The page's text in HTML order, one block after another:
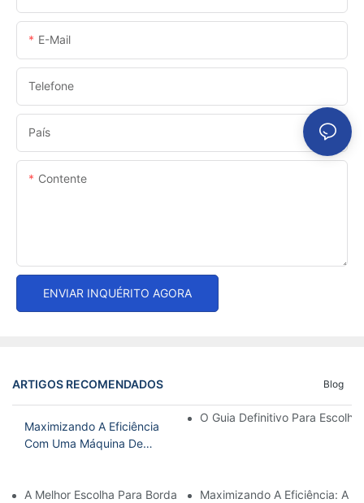
E-Mail
Telefone
País
Contente
ENVIAR INQUÉRITO AGORA
ARTIGOS RECOMENDADOS Blog
Maximizando A Eficiência
Com Uma Máquina De
O Guia Definitivo Para
A Melhor Escolha Para Bordado Doméstico: A Melhor Máquina
Maximizando A Eficiência: A